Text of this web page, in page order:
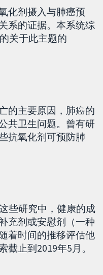
化剂摄入与肺癌预
系的证据。本系统综
关于此主题的
的主要原因，肺癌的
共卫生问题。曾有研
抗氧化剂可预防肺
些研究中，健康的成
充剂或安慰剂（一种
着时间的推移评估他
止到2019年5月。